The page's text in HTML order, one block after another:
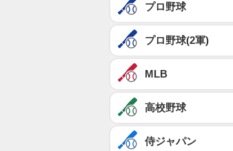
プロ野球
プロ野球(2軍)
MLB
高校野球
侍ジャパン